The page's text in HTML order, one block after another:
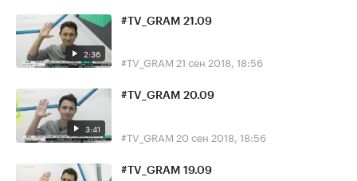
2:36
#TV_GRAM 21.09
#TV_GRAM 21 сен 2018, 18:56
3:41
#TV_GRAM 20.09
#TV_GRAM 20 сен 2018, 18:56
#TV_GRAM 19.09